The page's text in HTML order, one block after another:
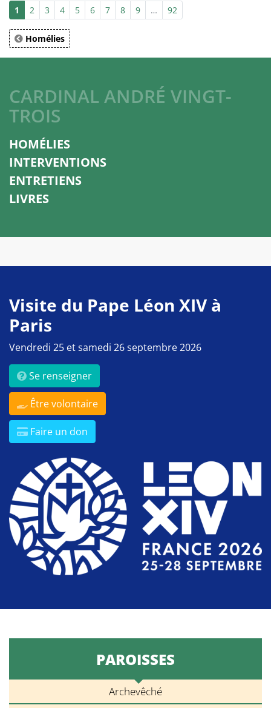
1 2 3 4 5 6 7 8 9 … 92
Homélies
CARDINAL ANDRÉ VINGT-
TROIS
HOMÉLIES
INTERVENTIONS
ENTRETIENS
LIVRES
Visite du Pape Léon XIV à
Paris
Vendredi 25 et samedi 26 septembre 2026
Se renseigner
Être volontaire
Faire un don
PAROISSES
Archevêché